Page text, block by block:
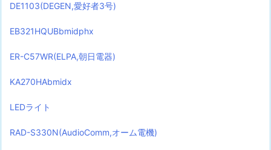
DE1103(DEGEN,愛好者3号)
EB321HQUBbmidphx
ER-C57WR(ELPA,朝日電器)
KA270HAbmidx
LEDライト
RAD-S330N(AudioComm,オーム電機)